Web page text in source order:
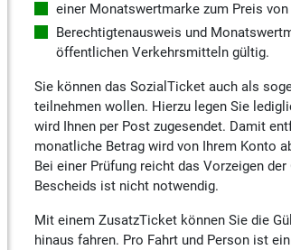
einer Monatswertmarke zum Preis
Berechtigtenausweis und
öffentlichen Verkehrsmitteln gültig.
Sie können das SozialTicket auch als
teilnehmen wollen. Hierzu legen Sie
wird Ihnen per Post zugesendet. Damit
monatliche Betrag wird von Ihrem Konto
Bei einer Prüfung reicht das Vorzeigen
Bescheids ist nicht notwendig.
Mit einem ZusatzTicket können Sie die
hinaus fahren. Pro Fahrt und Person ist